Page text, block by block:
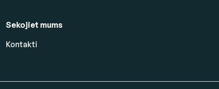
Sekojiet mums
Kontakti